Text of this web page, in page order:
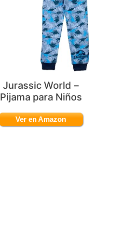
Jurassic World –
Pijama para Niños
Ver en Amazon